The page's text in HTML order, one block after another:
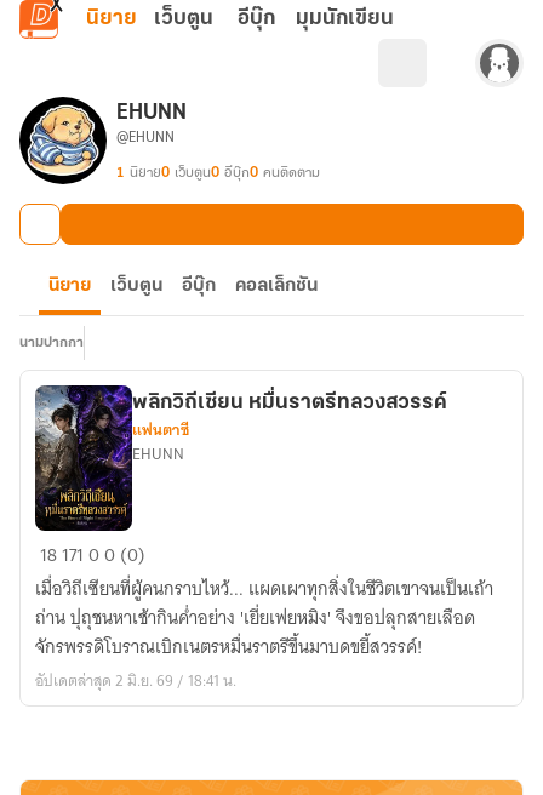
ข้ามไปยังเนื้อหาหลัก
นิยาย เว็บตูน อีบุ๊ก มุมนักเขียน
EHUNN
@EHUNN
1 นิยาย0 เว็บตูน0 อีบุ๊ก0 คนติดตาม
นิยาย เว็บตูน อีบุ๊ก คอลเล็กชัน
นามปากกา
พลิก
วิถี
เซียน
หมื่น
ราตรี
ทล
พลิกวิถีเซียน หมื่นราตรีทลวงสวรรค์
แฟนตาซี
EHUNN
1817100 (0)
เมื่อวิถีเซียนที่ผู้คนกราบไหว้... แผดเผาทุกสิ่งในชีวิตเขาจนเป็นเถ้า
ถ่าน ปุถุชนหาเช้ากินค่ำอย่าง 'เยี่ยเฟยหมิง' จึงขอปลุกสายเลือด
จักรพรรดิโบราณเบิกเนตรหมื่นราตรีขึ้นมาบดขยี้สวรรค์!
อัปเดตล่าสุด 2 มิ.ย. 69 / 18:41 น.